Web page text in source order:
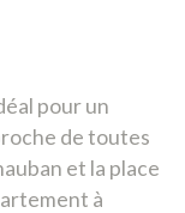
pour un
de toutes
et la place
à